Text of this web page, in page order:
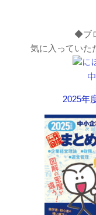
◆ブ
気に入っていた
2025年